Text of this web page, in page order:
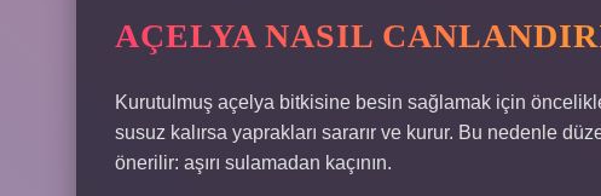
AÇELYA NASIL
Kurutulmuş açelya bitkisine besin sağlamak için
susuz kalırsa yaprakları sararır ve kurur. Bu nedenle
önerilir: aşırı sulamadan kaçının.